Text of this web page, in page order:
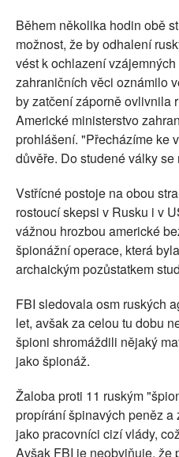
Během několika hodin obě
možnost, že by odhalení
vést k ochlazení
zahraničních věci oznámilo
by zatčení záporně ovlivnila
Americké ministerstvo
prohlášení. "Přecházíme ke
důvěře. Do studené války se
Vstřícné postoje na obou
rostoucí skepsi v Rusku i v
vážnou hrozbou americké
špionážní operace, která
archaickým pozůstatkem
FBI sledovala osm ruských
let, avšak za celou tu dobu
špioni shromáždili nějaký
jako špionáž.
Žaloba proti 11 ruským
propírání špinavých peněz a
jako pracovníci cizí vlády,
Avšak FBI je neobviňuje, že